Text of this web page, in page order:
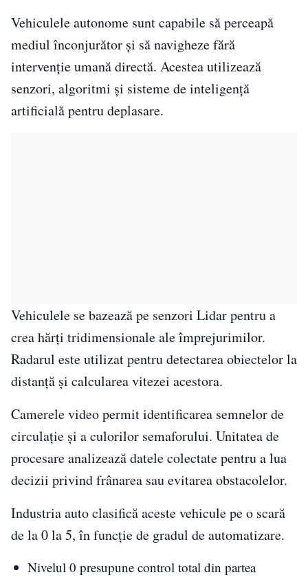
Vehiculele autonome sunt capabile să perceapă
mediul înconjurător și să navigheze fără
intervenție umană directă. Acestea utilizează
senzori, algoritmi și sisteme de inteligență
artificială pentru deplasare.
Vehiculele se bazează pe senzori Lidar pentru a
crea hărți tridimensionale ale împrejurimilor.
Radarul este utilizat pentru detectarea obiectelor la
distanță și calcularea vitezei acestora.
Camerele video permit identificarea semnelor de
circulație și a culorilor semaforului. Unitatea de
procesare analizează datele colectate pentru a lua
decizii privind frânarea sau evitarea obstacolelor.
Industria auto clasifică aceste vehicule pe o scară
de la 0 la 5, în funcție de gradul de automatizare.
Nivelul 0 presupune control total din partea